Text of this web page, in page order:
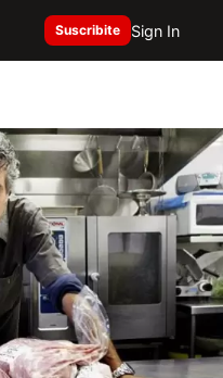
Suscribite Sign In